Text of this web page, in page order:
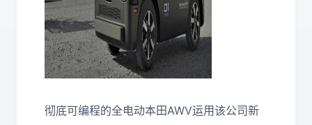
彻底可编程的全电动本田AWV运用该公司新